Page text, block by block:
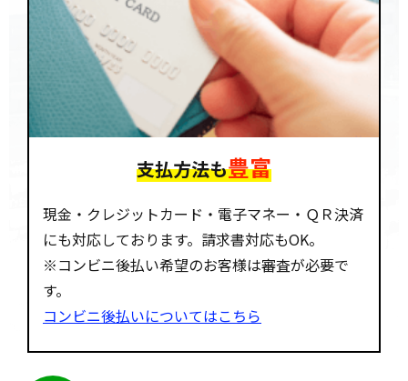
支払方法も豊富
現金・クレジットカード・電子マネー・ＱＲ決済
にも対応しております。請求書対応もOK。
※コンビニ後払い希望のお客様は審査が必要で
す。
コンビニ後払いについてはこちら